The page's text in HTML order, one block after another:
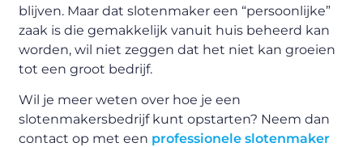
blijven. Maar dat slotenmaker een “persoonlijke”
zaak is die gemakkelijk vanuit huis beheerd kan
worden, wil niet zeggen dat het niet kan groeien
tot een groot bedrijf.
Wil je meer weten over hoe je een
slotenmakersbedrijf kunt opstarten? Neem dan
contact op met een professionele slotenmaker